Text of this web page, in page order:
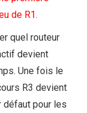
de R1.
quel routeur
devient
Une fois le
R3 devient
pour les